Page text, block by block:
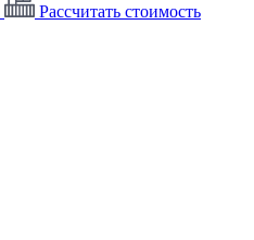
Рассчитать стоимость